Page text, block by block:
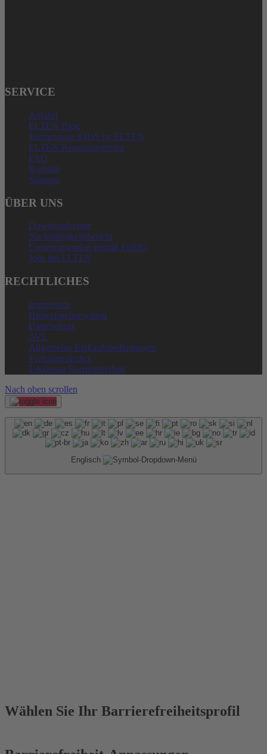
SERVICE
Anfahrt
ELTEN Blog
Vermessung KIDS by ELTEN
ELTEN Reparaturservice
FAQ
Kontakt
Sitemap
ÜBER UNS
Downloadcenter
Nachhaltigkeitsbericht
Umsetzungsplan gemäß EnEfG
Jobs bei ELTEN
RECHTLICHES
Impressum
Hinweisgebersystem
Datenschutz
AVL
Allgemeine Einkaufsbedingungen
Verhaltenskodex
Erklärung Barrierefreiheit
Nach oben scrollen
Englisch
Wählen Sie Ihr Barrierefreiheitsprofil